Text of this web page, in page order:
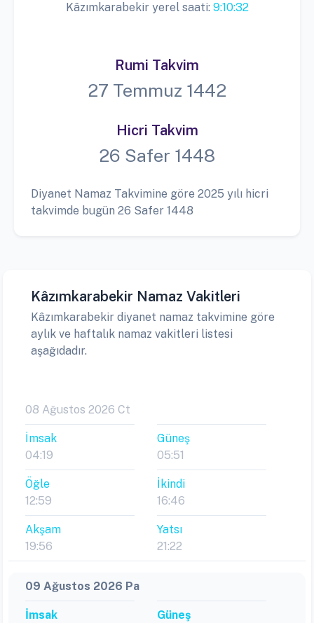
Kâzımkarabekir yerel saati: 9:10:33
Rumi Takvim
27 Temmuz 1442
Hicri Takvim
26 Safer 1448
Diyanet Namaz Takvimine göre 2025 yılı hicri
takvimde bugün 26 Safer 1448
Kâzımkarabekir Namaz Vakitleri
Kâzımkarabekir diyanet namaz takvimine göre
aylık ve haftalık namaz vakitleri listesi
aşağıdadır.
08 Ağustos 2026 Ct
İmsak
04:19
Güneş
05:51
Öğle
12:59
İkindi
16:46
Akşam
19:56
Yatsı
21:22
09 Ağustos 2026 Pa
İmsak
Güneş